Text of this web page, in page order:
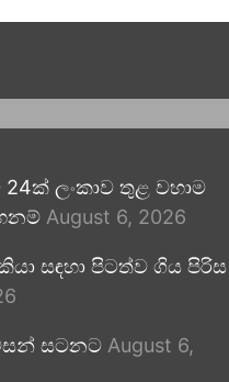
ලංකාව තුළ වහාම
August 6, 2026
සඳහා පිටත්ව ගිය පිරිස
සටනට August 6,